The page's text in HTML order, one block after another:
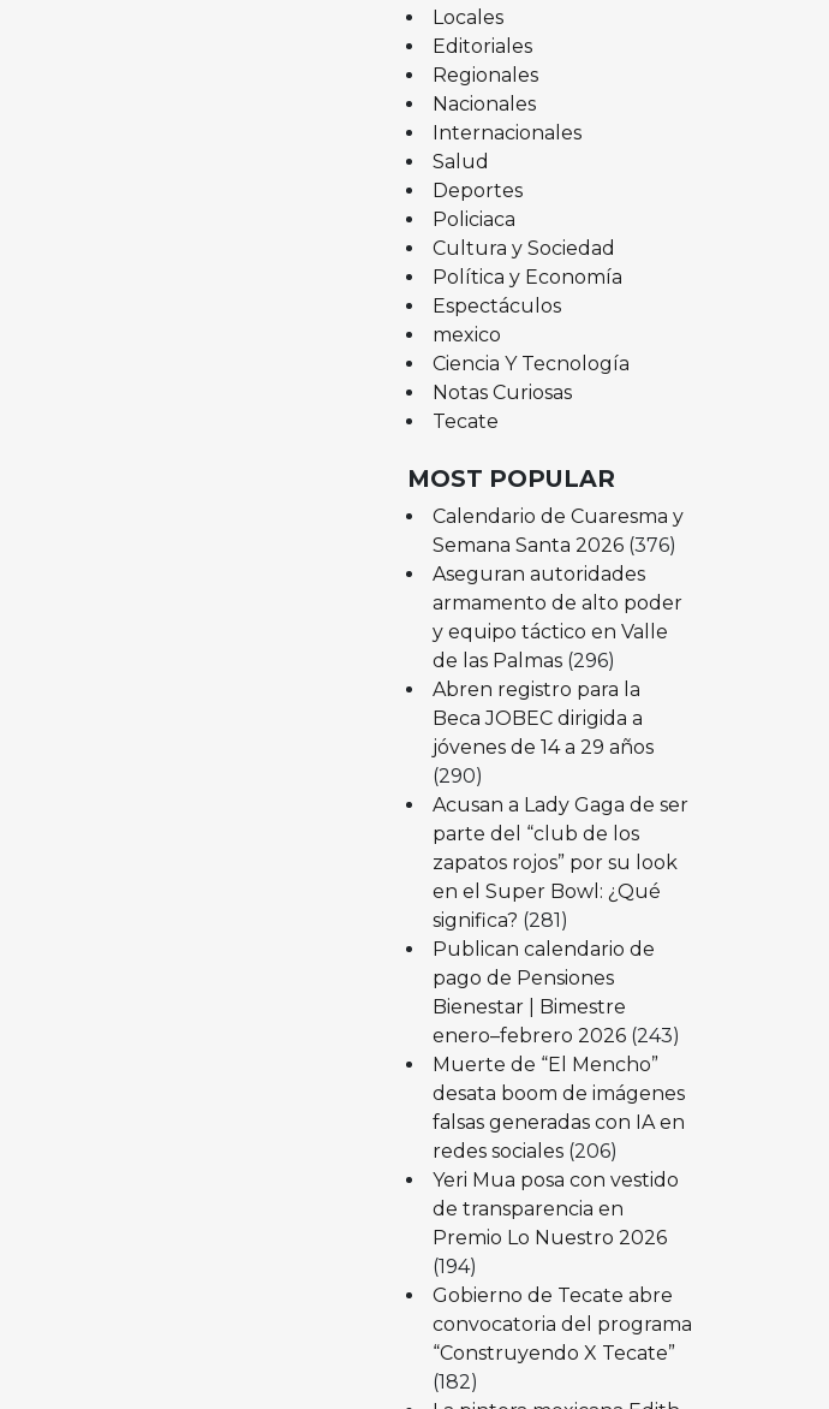
Locales
Editoriales
Regionales
Nacionales
Internacionales
Salud
Deportes
Policiaca
Cultura y Sociedad
Política y Economía
Espectáculos
mexico
Ciencia Y Tecnología
Notas Curiosas
Tecate
MOST POPULAR
Calendario de Cuaresma y
Semana Santa 2026 (376)
Aseguran autoridades
armamento de alto poder
y equipo táctico en Valle
de las Palmas (296)
Abren registro para la
Beca JOBEC dirigida a
jóvenes de 14 a 29 años
(290)
Acusan a Lady Gaga de ser
parte del “club de los
zapatos rojos” por su look
en el Super Bowl: ¿Qué
significa? (281)
Publican calendario de
pago de Pensiones
Bienestar | Bimestre
enero–febrero 2026 (243)
Muerte de “El Mencho”
desata boom de imágenes
falsas generadas con IA en
redes sociales (206)
Yeri Mua posa con vestido
de transparencia en
Premio Lo Nuestro 2026
(194)
Gobierno de Tecate abre
convocatoria del programa
“Construyendo X Tecate”
(182)